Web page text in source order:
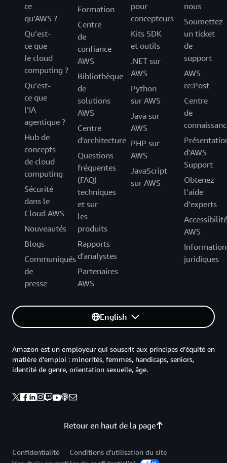
ce
qu’AWS ?
Qu’est-
ce que
le cloud
computing ?
Qu’est-
ce que
l’IA
agentique ?
Hub de
concepts
de cloud
computing
Sécurité
dans le
Cloud AWS
Nouveautés
Blogs
Communiqués
de
presse
Formation
Centre
de
confiance
AWS
Bibliothèque
de
solutions
AWS
Centre
d'architecture
Questions
fréquentes
(FAQ)
techniques
et sur
les
produits
Rapports
d'analystes
Partenaires
AWS
pour
concepteurs
Kits SDK
et outils
.NET sur
AWS
Python
sur AWS
Java sur
AWS
PHP sur
AWS
JavaScript
sur AWS
nous
Soumettez
un ticket
de
support
AWS
re:Post
Centre
de
d’AWS
Support
Obtenez
l’aide
d’experts
Accessibilité
AWS
juridiques
English
Retour en haut de la page
Amazon est un employeur qui souscrit aux principes d’équité en
matière d’emploi : minorités, femmes, handicaps, seniors,
identité de genre, orientation sexuelle, âge.
Confidentialité
Conditions d’utilisation du site